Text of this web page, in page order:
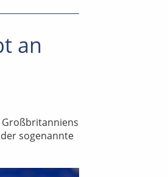
an
Großbritanniens
sogenannte